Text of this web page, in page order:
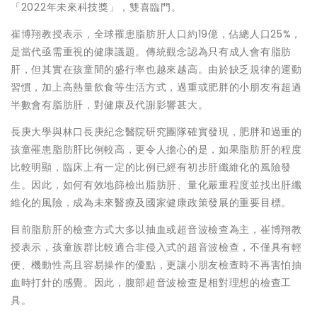
「2022年未來科技獎」，雙喜臨門。
崔博翔教授表示，全球罹患脂肪肝人口約19億，佔總人口25%，
是當代亟需重視的健康議題。傳統觀念認為只有成人會有脂肪
肝，但其實在孩童間的盛行率也越來越高。由於缺乏規律的運動
習慣，加上高熱量飲食等生活方式，過重或肥胖的小朋友有超過
半數會有脂肪肝，對健康及代謝影響甚大。
長庚大學與林口長庚紀念醫院研究團隊確實發現，肥胖和過重的
孩童罹患脂肪肝比例較高，更令人擔心的是，如果脂肪肝的程度
比較明顯，臨床上有一定的比例已經有初步肝纖維化的風險發
生。因此，如何有效地篩檢出脂肪肝、量化嚴重程度並找出肝纖
維化的風險，成為未來醫療及國家健康政策發展的重要目標。
目前脂肪肝的檢查方式大多以抽血或超音波檢查為主，崔博翔教
授表示，孩童族群比較適合非侵入式的超音波檢查，不僅具有輕
便、機動性高且容易操作的優點，更讓小朋友檢查時不再害怕抽
血時打針的感覺。因此，腹部超音波檢查是相對理想的檢查工
具。